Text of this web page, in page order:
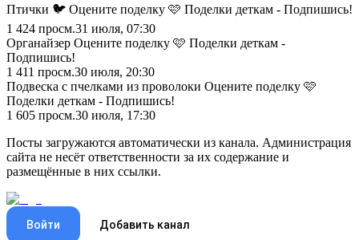
Птички 🐦 Оцените поделку 🩷 Поделки деткам - Подпишись!
1 424 просм.31 июля, 07:30
Органайзер Оцените поделку 🩷 Поделки деткам -
Подпишись!
1 411 просм.30 июля, 20:30
Подвеска с пчелками из проволоки Оцените поделку 🩷
Поделки деткам - Подпишись!
1 605 просм.30 июля, 17:30
Посты загружаются автоматически из канала. Администрация
сайта не несёт ответственности за их содержание и
размещённые в них ссылки.
Войти Добавить канал